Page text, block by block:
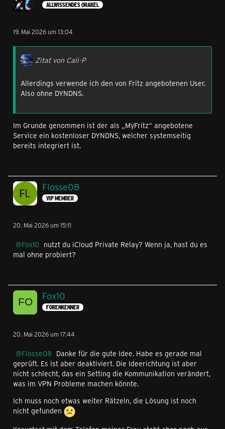
ALLWISSENDES ORAKEL
19. Mai 2026 um 13:04
Zitat von Cali-P
Allerdings verwende ich den von Fritz angebotenen User.
Also ohne DYNDNS.
Im Grunde genommen ist der als „MyFritz“ angebotene
Service ein kostenloser DYNDNS, welcher systemseitig
bereits integriert ist.
Flosse08
VIP MEMBER
20. Mai 2026 um 15:11
Fox10 nutzt du iCloud Private Relay? Wenn ja, hast du es
mal ohne probiert?
Fox10
FORENKENNER
20. Mai 2026 um 17:44
Flosse08 Danke für die gute Idee. Habe es gerade mal
geprüft. Es ist aber deaktiviert. Die Ideerichtung ist aber
nicht schlecht, das ein Setting die Kommunikation verändert,
was im VPN Probleme machen könnte.
Ich muss noch etwas weiter Rätzeln, die Lösung ist noch
nicht gefunden